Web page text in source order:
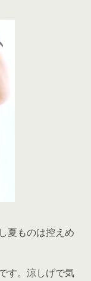
夏ものは控えめ
す。涼しげで気